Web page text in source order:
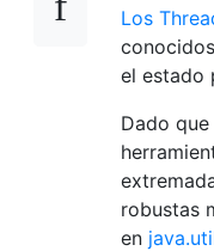
Los
el estado
Dado
robustas
en